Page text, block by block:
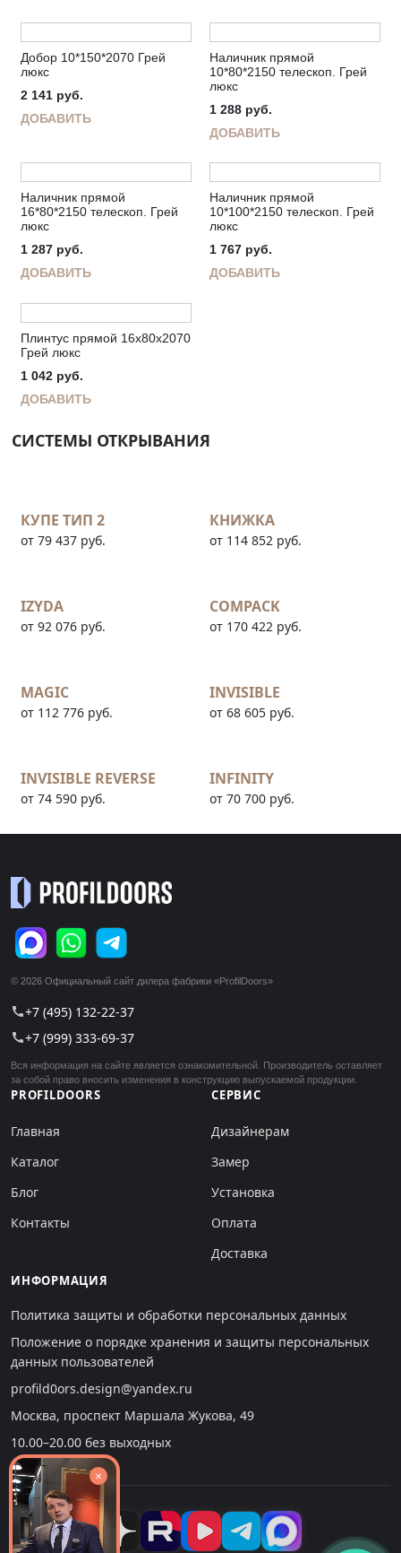
Добор 10*150*2070 Грей
люкс
2 141 руб.
ДОБАВИТЬ
Наличник прямой
10*80*2150 телескоп. Грей
люкс
1 288 руб.
ДОБАВИТЬ
Наличник прямой
16*80*2150 телескоп. Грей
люкс
1 287 руб.
ДОБАВИТЬ
Наличник прямой
10*100*2150 телескоп. Грей
люкс
1 767 руб.
ДОБАВИТЬ
Плинтус прямой 16х80х2070
Грей люкс
1 042 руб.
ДОБАВИТЬ
СИСТЕМЫ ОТКРЫВАНИЯ
КУПЕ ТИП 2
от 79 437 руб.
КНИЖКА
от 114 852 руб.
IZYDA
от 92 076 руб.
COMPACK
от 170 422 руб.
MAGIC
от 112 776 руб.
INVISIBLE
от 68 605 руб.
INVISIBLE REVERSE
от 74 590 руб.
INFINITY
от 70 700 руб.
© 2026 Официальный сайт дилера фабрики «ProfilDoors»
call+7 (495) 132-22-37
call+7 (999) 333-69-37
Вся информация на сайте является ознакомительной. Производитель оставляет
за собой право вносить изменения в конструкцию выпускаемой продукции.
PROFILDOORS
Главная
Каталог
Блог
Контакты
СЕРВИС
Дизайнерам
Замер
Установка
Оплата
Доставка
ИНФОРМАЦИЯ
Политика защиты и обработки персональных данных
Положение о порядке хранения и защиты персональных
данных пользователей
profild0ors.design@yandex.ru
Москва, проспект Маршала Жукова, 49
10.00–20.00 без выходных
×